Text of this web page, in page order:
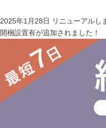
2025年1月28日 リニューアルし
開梱設置有が追加されました！